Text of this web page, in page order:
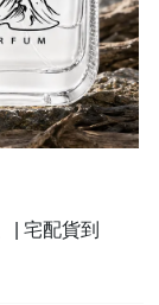
| 宅配貨到